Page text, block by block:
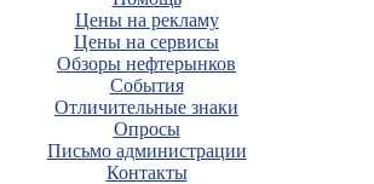
Цены на рекламу
Цены на сервисы
Обзоры нефтерынков
События
Отличительные знаки
Опросы
Письмо администрации
Контакты